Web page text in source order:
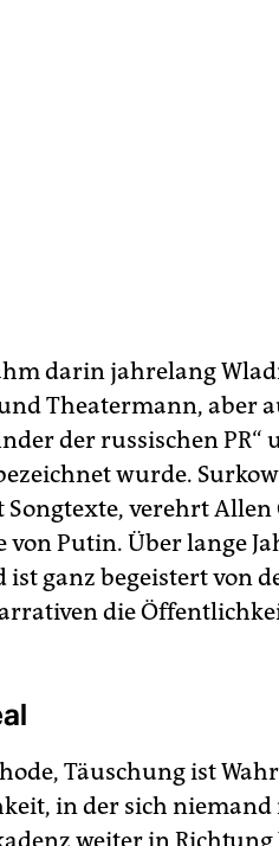
darin jahrelang
Theatermann, aber
der russischen PR“
wurde.
Songtexte, verehrt
Putin. Über lange
ganz begeistert von
die
Täuschung ist
in der sich
weiter in Richtung